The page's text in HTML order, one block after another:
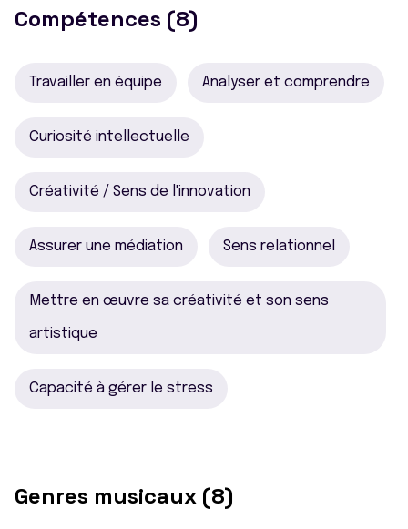
Compétences (8)
Travailler en équipe Analyser et comprendre
Curiosité intellectuelle
Créativité / Sens de l'innovation
Assurer une médiation Sens relationnel
Mettre en œuvre sa créativité et son sens
artistique
Capacité à gérer le stress
Genres musicaux (8)